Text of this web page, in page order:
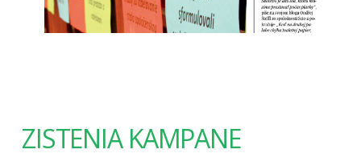
ZISTENIA KAMPANE